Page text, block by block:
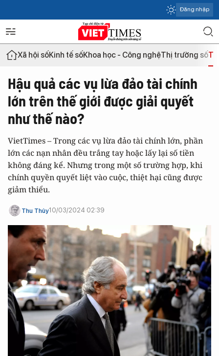
Đăng nhập
Xã hội sốKinh tế sốKhoa học - Công nghệThị trường số
Hậu quả các vụ lừa đảo tài chính
lớn trên thế giới được giải quyết
như thế nào?
VietTimes – Trong các vụ lừa đảo tài chính lớn, phần
lớn các nạn nhân đều trắng tay hoặc lấy lại số tiền
không đáng kể. Nhưng trong một số trường hợp, khi
chính quyền quyết liệt vào cuộc, thiệt hại cũng được
giảm thiểu.
Thu Thủy10/03/2024 02:39